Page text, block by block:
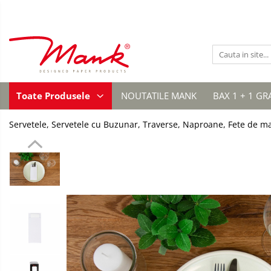
Toate Produsele
SERVETELE DE MASA, 3 STRATURI
UNI
IMPRIMEU
SERVETELE
NUNTA
CULORI UNI
ANIVERSARE SAU BOTEZ
AURIU, ARGINTIU & BRONZ
UNICE, Gama SPANLIN
TEMATICA MARINA - PESCARESTI
VINTAGE
Toate Produsele NOUTATILE MANK BAX 1 + 1
Servetele, Servetele cu Buzunar, Traverse, Naproane, Fete de